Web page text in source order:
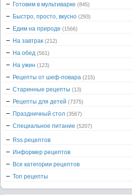
Готовим в мультиварке (845)
Быстро, просто, вкусно (293)
Едим на природе (1566)
На завтрак (212)
На обед (561)
На ужин (123)
Рецепты от шеф-повара (215)
Старинные рецепты (13)
Рецепты для детей (7375)
Праздничный стол (3567)
Специальное питание (5207)
Rss рецептов
Информер рецептов
Все категории рецептов
Топ рецепты